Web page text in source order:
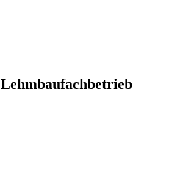
Lehmbaufachbetrieb